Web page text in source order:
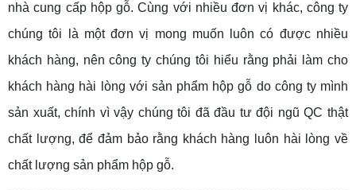
nhà cung cấp hộp gỗ. Cùng với nhiều đơn vị khác, công ty
chúng tôi là một đơn vị mong muốn luôn có được nhiều
khách hàng, nên công ty chúng tôi hiểu rằng phải làm cho
khách hàng hài lòng với sản phẩm hộp gỗ do công ty mình
sản xuất, chính vì vậy chúng tôi đã đầu tư đội ngũ QC thật
chất lượng, để đảm bảo rằng khách hàng luôn hài lòng về
chất lượng sản phẩm hộp gỗ.